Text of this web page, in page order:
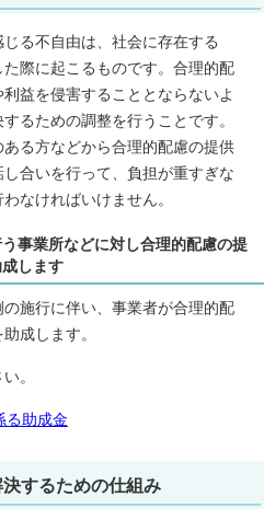
る不自由は、社会に存在する
際に起こるものです。合理的配
益を侵害することとならないよ
るための調整を行うことです。
る方などから合理的配慮の提供
合いを行って、負担が重すぎな
なければいけません。
事業所などに対し合理的配慮の提
成します
施行に伴い、事業者が合理的配
成します。
。
る助成金
するための仕組み